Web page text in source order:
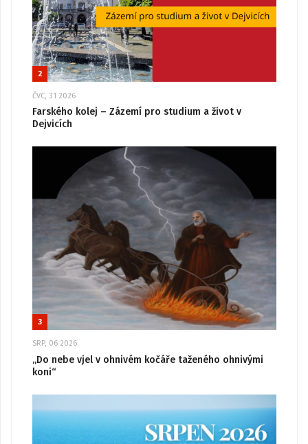
2
ČVC, 31 2026
Farského kolej – Zázemí pro studium a život v
Dejvicích
3
SRP, 06 2026
„Do nebe vjel v ohnivém kočáře taženého ohnivými
koni“